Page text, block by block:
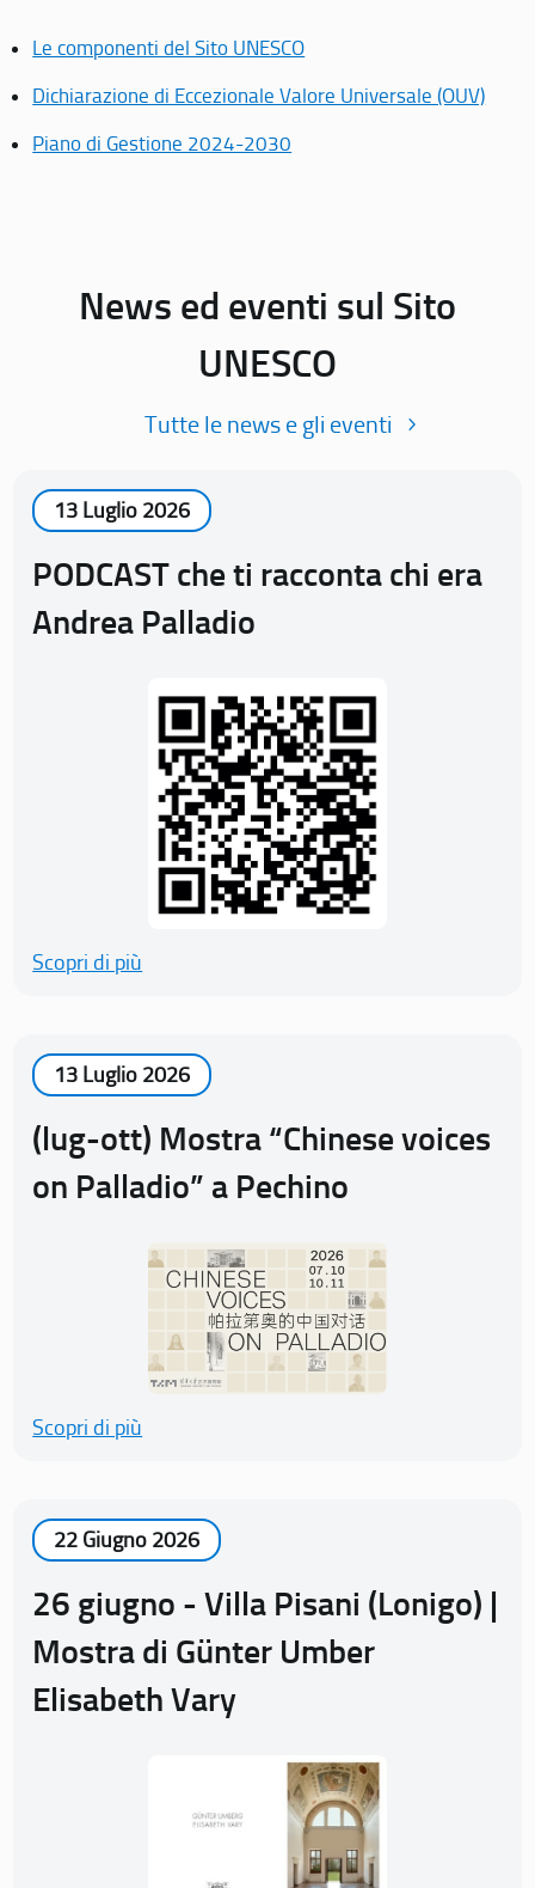
Le componenti del Sito UNESCO
Dichiarazione di Eccezionale Valore Universale (OUV)
Piano di Gestione 2024-2030
News ed eventi sul Sito
UNESCO
Tutte le news e gli eventi
13 Luglio 2026
PODCAST che ti racconta chi era
Andrea Palladio
Scopri di più
13 Luglio 2026
(lug-ott) Mostra “Chinese voices
on Palladio” a Pechino
Scopri di più
22 Giugno 2026
26 giugno - Villa Pisani (Lonigo) |
Mostra di Günter Umber
Elisabeth Vary